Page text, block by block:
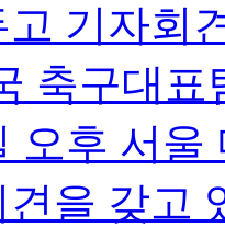
기자회
축구대
오후 서
을 갖고